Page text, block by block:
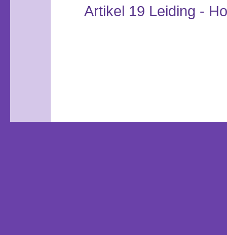
Artikel 19 Leiding -